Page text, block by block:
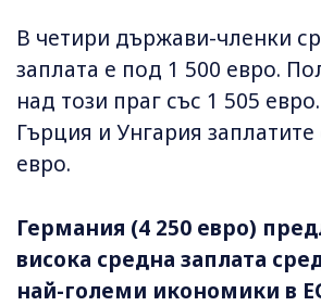
В четири държави-членки
заплата е под 1 500 евро.
над този праг със 1 505
Гърция и Унгария
евро.
Германия (4 250 евро)
висока средна заплата
най-големи икономики в